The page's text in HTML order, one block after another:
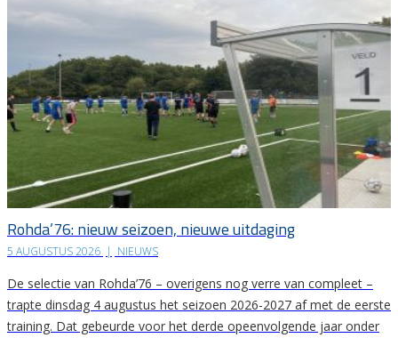
Rohda’76: nieuw seizoen, nieuwe uitdaging
5 AUGUSTUS 2026 | NIEUWS
De selectie van Rohda’76 – overigens nog verre van compleet –
trapte dinsdag 4 augustus het seizoen 2026-2027 af met de eerste
training. Dat gebeurde voor het derde opeenvolgende jaar onder